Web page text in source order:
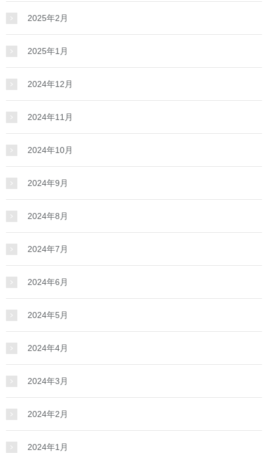
2025年2月
2025年1月
2024年12月
2024年11月
2024年10月
2024年9月
2024年8月
2024年7月
2024年6月
2024年5月
2024年4月
2024年3月
2024年2月
2024年1月